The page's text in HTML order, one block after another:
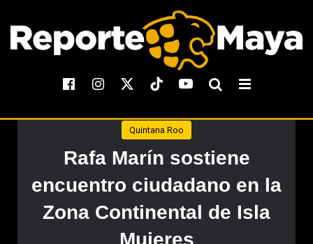
Quintana Roo
Rafa Marín sostiene
encuentro ciudadano en la
Zona Continental de Isla
Mujeres